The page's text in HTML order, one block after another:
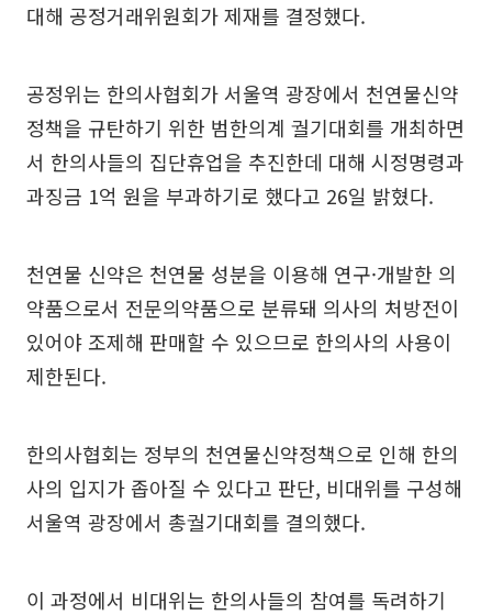
대해 공정거래위원회가 제재를 결정했다.
공정위는 한의사협회가 서울역 광장에서 천연물신약
정책을 규탄하기 위한 범한의계 궐기대회를 개최하면
서 한의사들의 집단휴업을 추진한데 대해 시정명령과
과징금 1억 원을 부과하기로 했다고 26일 밝혔다.
천연물 신약은 천연물 성분을 이용해 연구·개발한 의
약품으로서 전문의약품으로 분류돼 의사의 처방전이
있어야 조제해 판매할 수 있으므로 한의사의 사용이
제한된다.
한의사협회는 정부의 천연물신약정책으로 인해 한의
사의 입지가 좁아질 수 있다고 판단, 비대위를 구성해
서울역 광장에서 총궐기대회를 결의했다.
이 과정에서 비대위는 한의사들의 참여를 독려하기